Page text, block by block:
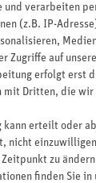
Nach oben
und verarbeiten
(z.B. IP-
Zugriffe auf
erfolgt erst
mit Dritten, die wir
kann erteilt oder
nicht
zu
finden Sie in